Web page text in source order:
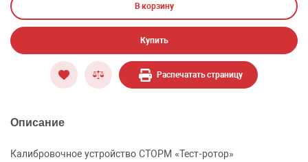
В корзину
Купить
Распечатать страницу
Описание
Калибровочное устройство СТОРМ «Тест-ротор»